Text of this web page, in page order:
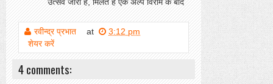
रवीन्द्र प्रभात at
3:12 pm
शेयर करें
4 comments: